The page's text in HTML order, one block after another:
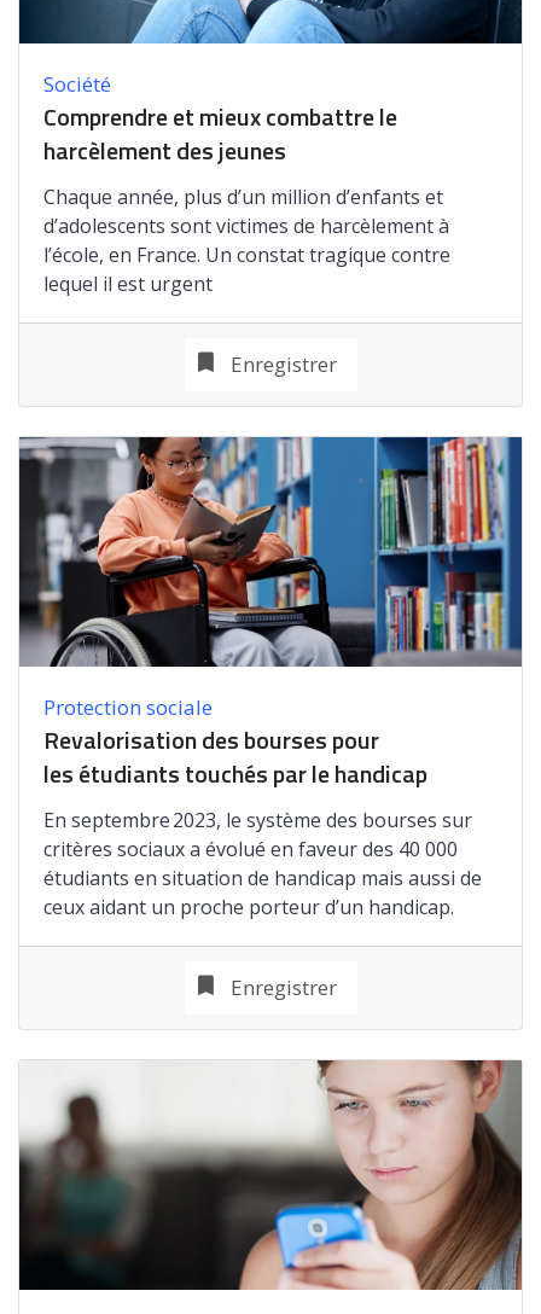
Société
Comprendre et mieux combattre le
harcèlement des jeunes
Chaque année, plus d’un million d’enfants et
d’adolescents sont victimes de harcèlement à
l’école, en France. Un constat tragique contre
lequel il est urgent
Enregistrer
Protection sociale
Revalorisation des bourses pour
les étudiants touchés par le handicap
En septembre 2023, le système des bourses sur
critères sociaux a évolué en faveur des 40 000
étudiants en situation de handicap mais aussi de
ceux aidant un proche porteur d’un handicap.
Enregistrer